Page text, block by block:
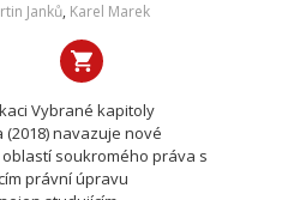
Janků, Karel Marek
Vybrané kapitoly
navazuje nové
soukromého práva s
právní úpravu